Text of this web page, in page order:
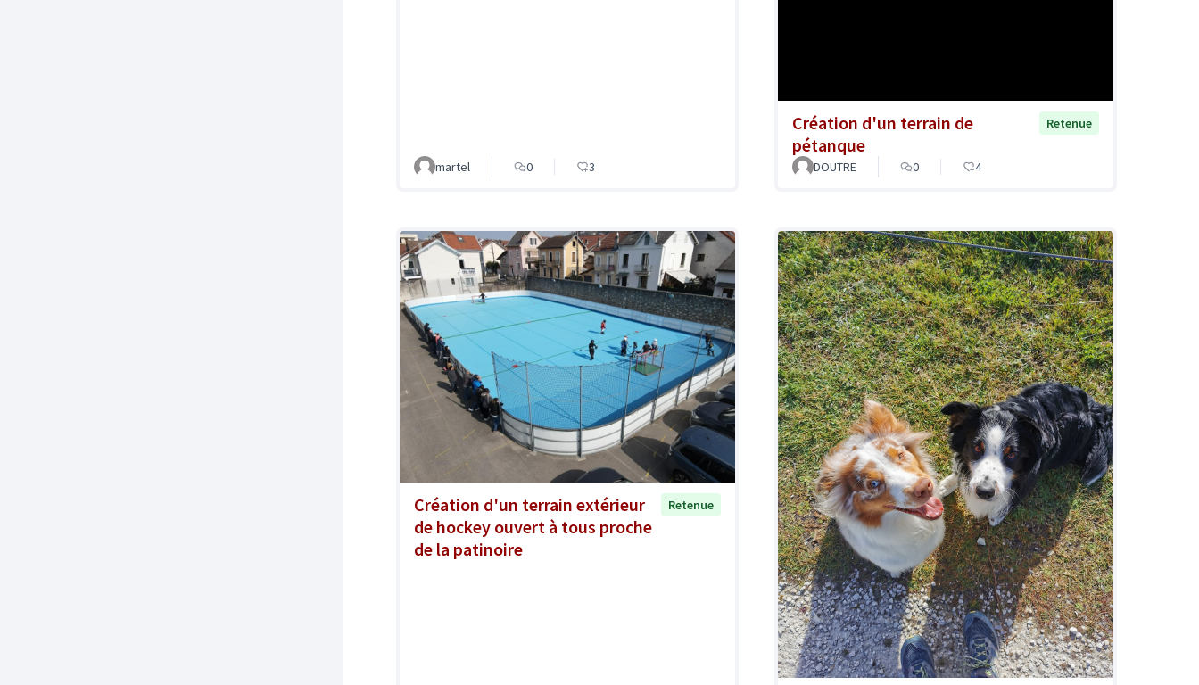
martel 0 3
Création d'un terrain de
pétanque
Retenue
DOUTRE 0 4
Création d'un terrain extérieur
de hockey ouvert à tous proche
de la patinoire
Retenue